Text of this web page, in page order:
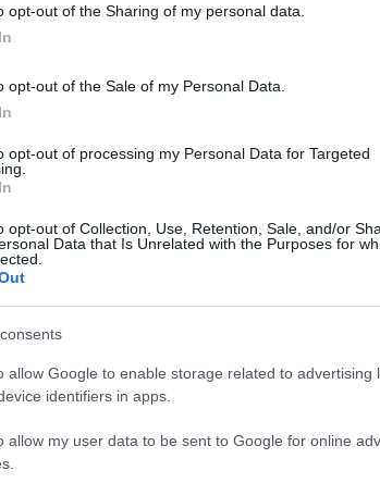
opt-out of the Sharing of my personal data.
opt-out of the Sale of my Personal Data.
opt-out of processing my Personal Data for Targeted
opt-out of Collection, Use, Retention, Sale, and/or
Data that Is Unrelated with the Purposes for
allow Google to enable storage related to advertising
identifiers in apps.
allow my user data to be sent to Google for online
Pinterest
szeretnek kivetkőzni magukból,
még évek múltán is
Miley Cyrusnak sikerült
szőnyegen, de mivel már